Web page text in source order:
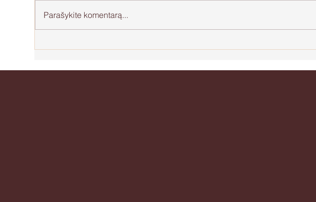
Apie agresiją ir
Parašykite komentarą...